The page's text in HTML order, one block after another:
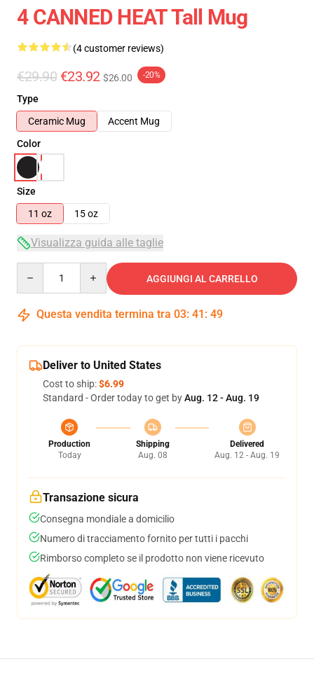
4 CANNED HEAT Tall Mug
(4 customer reviews)
€29.90 €23.92 $26.00 -20%
Type
Ceramic Mug
Accent Mug
Color
Size
11 oz
15 oz
Visualizza guida alle taglie
AGGIUNGI AL CARRELLO
Questa vendita termina tra 03: 41 : 48
Deliver to United States
Cost to ship:$6.99
Standard - Order today to get byAug. 12 - Aug. 19
Production
Today
Shipping
Aug. 08
Delivered
Aug. 12 - Aug. 19
Transazione sicura
Consegna mondiale a domicilio
Numero di tracciamento fornito per tutti i pacchi
Rimborso completo se il prodotto non viene ricevuto